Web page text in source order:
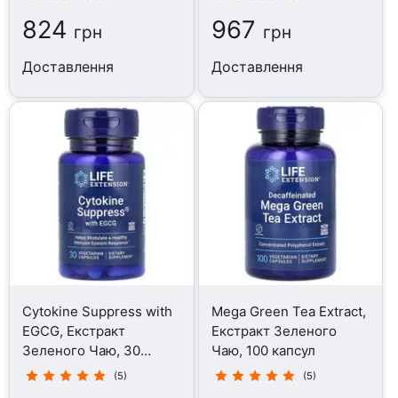
824 грн
Доставлення
967 грн
Доставлення
Cytokine Suppress with
EGCG, Екстракт
Зеленого Чаю, 30
капсул
(5)
Mega Green Tea Extract,
Екстракт Зеленого
Чаю, 100 капсул
(5)